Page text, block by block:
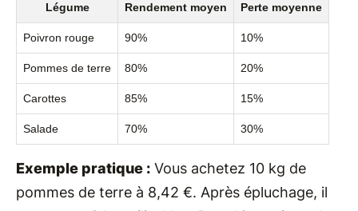
Légume Rendement moyen Perte moyenne
Poivron rouge 90% 10%
Pommes de terre 80% 20%
Carottes 85% 15%
Salade 70% 30%
Exemple pratique : Vous achetez 10 kg de
pommes de terre à 8,42 €. Après épluchage, il